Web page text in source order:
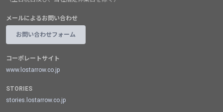
メールによるお問い合わせ
お問い合わせフォーム
コーポレートサイト
www.lostarrow.co.jp
STORIES
stories.lostarrow.co.jp